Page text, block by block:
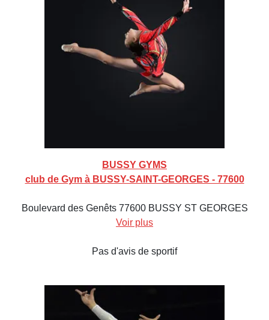
BUSSY GYMS
club de Gym à BUSSY-SAINT-GEORGES - 77600
Boulevard des Genêts 77600 BUSSY ST GEORGES
Voir plus
Pas d'avis de sportif